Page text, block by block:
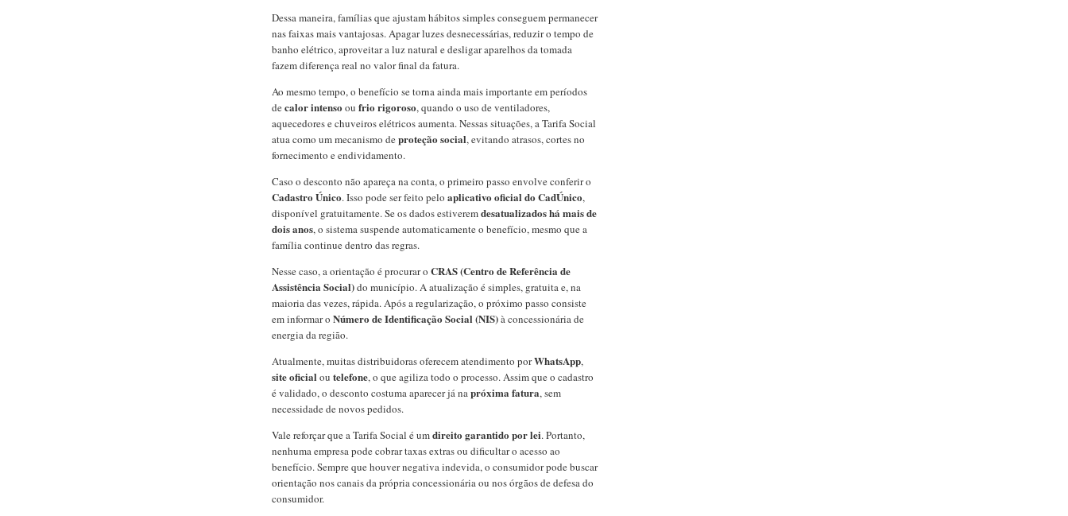
Dessa maneira, famílias que ajustam hábitos simples conseguem permanecer
nas faixas mais vantajosas. Apagar luzes desnecessárias, reduzir o tempo de
banho elétrico, aproveitar a luz natural e desligar aparelhos da tomada
fazem diferença real no valor final da fatura.
Ao mesmo tempo, o benefício se torna ainda mais importante em períodos
decalor intenso ou frio rigoroso, quando o uso de ventiladores,
aquecedores e chuveiros elétricos aumenta. Nessas situações, a Tarifa Social
atua como um mecanismo deproteção social, evitando atrasos, cortes no
fornecimento e endividamento.
Caso o desconto não apareça na conta, o primeiro passo envolve conferir o
Cadastro Único. Isso pode ser feito pelo aplicativo oficial do CadÚnico,
disponível gratuitamente. Se os dados estiveremdesatualizados há mais de
dois anos, o sistema suspende automaticamente o benefício, mesmo que a
família continue dentro das regras.
Nesse caso, a orientação é procurar o CRAS (Centro de Referência de
Assistência Social)do município. A atualização é simples, gratuita e, na
maioria das vezes, rápida. Após a regularização, o próximo passo consiste
em informar o Número de Identificação Social (NIS)à concessionária de
energia da região.
Atualmente, muitas distribuidoras oferecem atendimento porWhatsApp,
site oficialou telefone, o que agiliza todo o processo. Assim que o cadastro
é validado, o desconto costuma aparecer já napróxima fatura, sem
necessidade de novos pedidos.
Vale reforçar que a Tarifa Social é umdireito garantido por lei. Portanto,
nenhuma empresa pode cobrar taxas extras ou dificultar o acesso ao
benefício. Sempre que houver negativa indevida, o consumidor pode buscar
orientação nos canais da própria concessionária ou nos órgãos de defesa do
consumidor.